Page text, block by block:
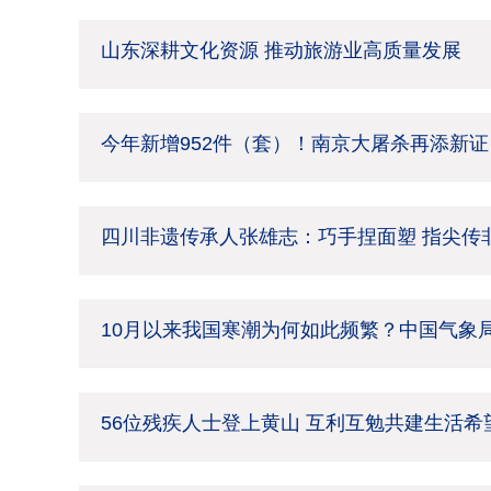
山东深耕文化资源 推动旅游业高质量发展
今年新增952件（套）！南京大屠杀再添新证
四川非遗传承人张雄志：巧手捏面塑 指尖传
10月以来我国寒潮为何如此频繁？中国气象
56位残疾人士登上黄山 互利互勉共建生活希